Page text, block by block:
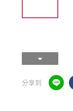
分享到